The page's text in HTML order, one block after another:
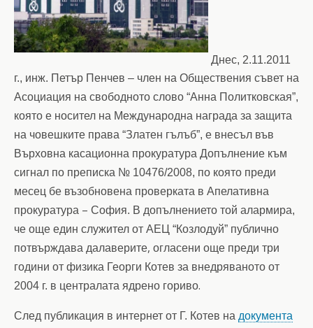
Днес, 2.11. 2011
г., инж. Петър Пенчев – член на Обществения съвет на
Асоциация на свободното слово “Анна Политковская”,
която е носител на Международна награда за защита
на човешките права “Златен гълъб”, е внесъл във
Върховна касационна прокуратура Допълнение към
сигнал по преписка № 10476/2008, по която преди
месец бе възобновена проверката в Апелативна
прокуратура – София. В допълнението той алармира,
че още един служител от АЕЦ “Козлодуй” публично
потвърждава далаверите, огласени още преди три
години от физика Георги Котев за внедряваното от
2004 г. в централата ядрено гориво.
След публикация в интернет от Г. Котев на документа